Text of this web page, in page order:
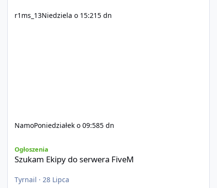
r1ms_13Niedziela o 15:215 dn
NamoPoniedziałek o 09:585 dn
Ogłoszenia
Szukam Ekipy do serwera FiveM
Tyrnail · 28 Lipca